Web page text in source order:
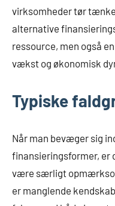
virksomheder tør
alternative
ressource, men også
vækst og økonomisk
Typiske
Når man bevæger sig
finansieringsformer, er
være særligt
er manglende